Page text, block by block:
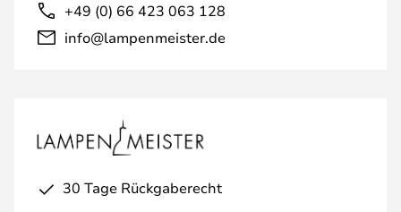
+49 (0) 66 423 063 128
info@lampenmeister.de
30 Tage Rückgaberecht